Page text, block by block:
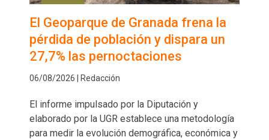
El Geoparque de Granada frena la
pérdida de población y dispara un
27,7% las pernoctaciones
06/08/2026 | Redacción
El informe impulsado por la Diputación y
elaborado por la UGR establece una metodología
para medir la evolución demográfica, económica y